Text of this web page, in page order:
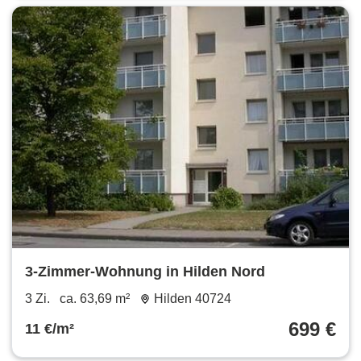
3-Zimmer-Wohnung in Hilden Nord
3 Zi. ca. 63,69 m² Hilden 40724
11 €/m² 699 €